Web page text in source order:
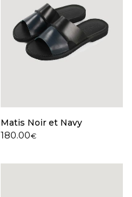
Matis Noir et Navy
180.00€